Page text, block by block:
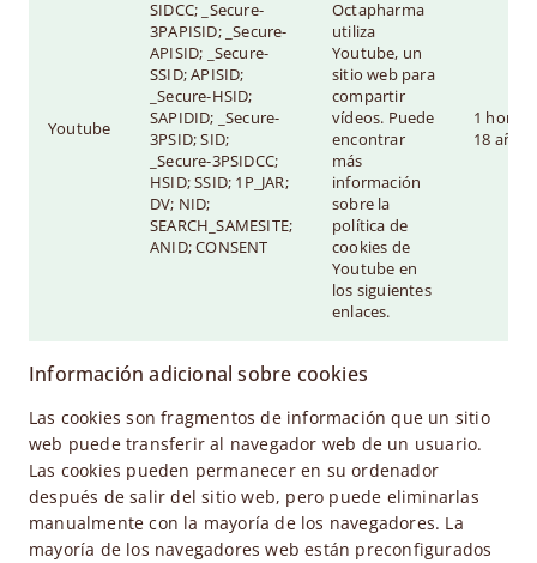
Youtube
SIDCC; _Secure-
3PAPISID; _Secure-
APISID; _Secure-
SSID; APISID;
_Secure-HSID;
SAPIDID; _Secure-
3PSID; SID;
_Secure-3PSIDCC;
HSID; SSID; 1P_JAR;
DV; NID;
SEARCH_SAMESITE;
ANID; CONSENT
Octapharma
utiliza
Youtube, un
sitio web para
compartir
vídeos. Puede
encontrar
más
información
sobre la
política de
cookies de
Youtube en
los siguientes
enlaces.
1 hora a
18 años
Información adicional sobre cookies
Las cookies son fragmentos de información que un sitio
web puede transferir al navegador web de un usuario.
Las cookies pueden permanecer en su ordenador
después de salir del sitio web, pero puede eliminarlas
manualmente con la mayoría de los navegadores. La
mayoría de los navegadores web están preconfigurados